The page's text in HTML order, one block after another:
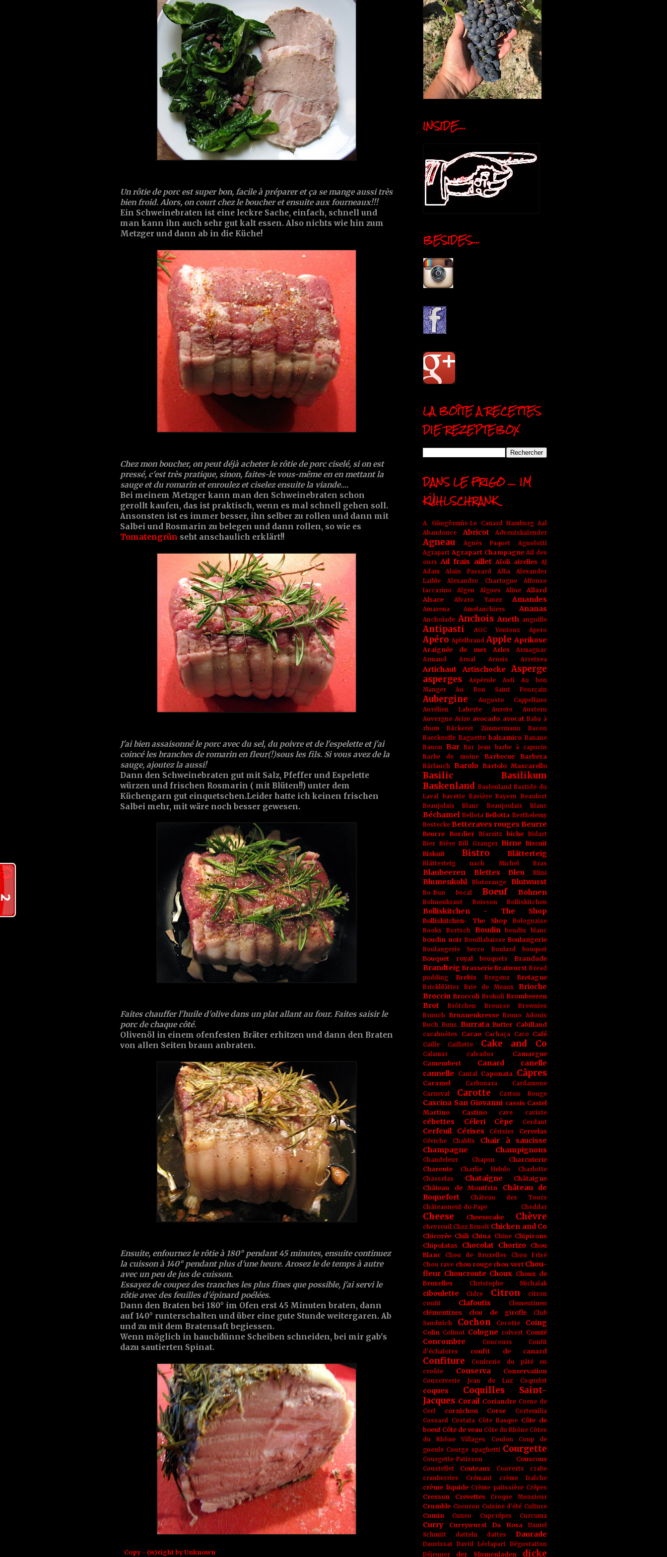
Un rôtie de porc est super bon, facile à préparer et ça se mange aussi très
bien froid. Alors, on court chez le boucher et ensuite aux fourneaux!!!
Ein Schweinebraten ist eine leckre Sache, einfach, schnell und
man kann ihn auch sehr gut kalt essen. Also nichts wie hin zum
Metzger und dann ab in die Küche!
Chez mon boucher, on peut déjà acheter le rôtie de porc ciselé, si on est
pressé, c'est très pratique, sinon, faites-le vous-même en en mettant la
sauge et du romarin et enroulez et ciselez ensuite la viande....
Bei meinem Metzger kann man den Schweinebraten schon
gerollt kaufen, das ist praktisch, wenn es mal schnell gehen soll.
Ansonsten ist es immer besser, ihn selber zu rollen und dann mit
Salbei und Rosmarin zu belegen und dann rollen, so wie es
Tomatengrün seht anschaulich erklärt!!
J'ai bien assaisonné le porc avec du sel, du poivre et de l'espelette et j'ai
coincé les branches de romarin en fleur(!)sous les fils. Si vous avez de la
sauge, ajoutez la aussi!
Dann den Schweinebraten gut mit Salz, Pfeffer und Espelette
würzen und frischen Rosmarin ( mit Blüten!!) unter dem
Küchengarn gut einquetschen.Leider hatte ich keinen frischen
Salbei mehr, mit wäre noch besser gewesen.
Faites chauffer l'huile d'olive dans un plat allant au four. Faites saisir le
porc de chaque côté.
Olivenöl in einem ofenfesten Bräter erhitzen und dann den Braten
von allen Seiten braun anbraten.
Ensuite, enfournez le rôtie à 180° pendant 45 minutes, ensuite continuez
la cuisson à 140° pendant plus d'une heure. Arosez le de temps à autre
avec un peu de jus de cuisson.
Essayez de coupez des tranches les plus fines que possible, j'ai servi le
rôtie avec des feuilles d'épinard poélées.
Dann den Braten bei 180° im Ofen erst 45 Minuten braten, dann
auf 140° runterschalten und über eine gute Stunde weitergaren. Ab
und zu mit dem Bratensaft begiessen.
Wenn möglich in hauchdünne Scheiben schneiden, bei mir gab's
dazu sautierten Spinat.
Copy - (w)right byUnknown
INSIDE....
BESIDES....
LA BOÎTE A RECETTES
DIE REZEPTEBOX
DANS LE FRIGO .... IM
KÜHLSCHRANK
A. Güngörmüs-Le Canard Hamburg Aal
Abandonce
Abricot Adventskalender
Agneau Agnès Paquet
Agnolotti
Agrapart Agrapart Champagne Ail des
ours Ail frais aillet Aïoli airelles AJ
Adam
Alain Passard Alba
Alexander
Laible
Alexandre Chartogne
Alfonso
Iaccarino
Algen Algues Aline
Allard
Alsace
Alvaro Yanez Amandes
Amarena Amelanchiers Ananas
Anchoïade Anchois Aneth anguille
Antipasti AOC Ventoux Apero
Apéro Apfelbrand Apple Aprikose
Araignée de mer Arles
Armagnac
Armand Arnal
Arneis Arretxea
Artichaut Artischocke
Asperge
asperges
Aspérule Asti
Au bon
Manger
Au Bon Saint Pourçain
Aubergine
Augusto Cappellano
Aurélien Laherte
Aureto
Austern
Auvergne Avize avocado avocat Baba à
rhum
Bäckerei Zimmermann
Bacon
Baeckeoffe Baguette balsamico Banane
Banon Bar Bar Jean
barbe à capucin
Barbe de moine
Barbecue Barbera
Bärlauch Barolo Bartolo Mascarello
Basilic
Basilikum
Baskenland Baslenland Bastide du
Laval
bavette Bavière Bayern Beaufort
Beaujolais Blanc
Beaujoulais Blanc
Béchamel Bellota Bellotta Berthelemy
Bestecke Betteraves rouges Beurre
Beurre Bordier Biarritz biche
Bidart
Bier Bière Bill Granger Birne
Biscuit
Biskuit
Bistro Blätterteig
Blätterteig nach Michel Bras
Blaubeeren Blettes Bleu Blini
Blumenkohl Blutorange Blutwurst
Bo-Bun bocal Boeuf Bohnen
Bohnenkraut Boisson Bolliskitchen
Bolliskitchen - The Shop
Bolliskitchen- The Shop
Bolognaise
Books
Bortsch Boudin boudin blanc
boudin noir Bouillabaisse Boulangerie
Boulangerie Secco Boulard bouquet
Bouquet royal bouquets Brandade
Brandteig Brasserie Bratwurst Bread
pudding
Brebis Bregenz Bretagne
Brickblätter Brie de Meaux
Brioche
Brocciu Broccoli Brokoli Brombeeren
Brot Brötchen Brousse
Brownies
Brunch Brunnenkresse Bruno Adonis
Buch Buns Burrata Butter Cabillaud
cacahuètes Cacao Cachaça Caco Café
Caille Caillette Cake and Co
Calamar calvados
Camargue
Camembert
Canard
canelle
cannelle
Cantal Caponata Câpres
Caramel Carbonara
Cardamone
Carneval
Carotte Carton Rouge
Cascina San Giovanni cassis Castel
Martino
Castino cave caviste
cébettes Céleri Cèpe Cerdant
Cerfeuil Cérises Cérisier Cervelas
Céviche Chablis
Chair à saucisse
Champagne
Champignons
Chandeleur Chapon
Charcuterie
Charente
Charlie Hebdo
Charlotte
Chasselas
Chataîgne
Châtaigne
Château de Montfrin
Château de
Roquefort
Château des Tours
Châteauneuf-du-Pape
Cheddar
Cheese Cheesecake Chèvre
chevreuil Chez Benoît Chicken and Co
Chicorée Chili China Chine Chipirons
Chipolatas
Chocolat Chorizo
Chou
Blanc
Chou de Bruxelles
Chou Frisé
Chou rave chou rouge chou vert Chou-
fleur Choucroute Choux Choux de
Bruxelles
Christophe Michalak
ciboulette Cidre Citron
citron
confit
Clafoutis Clementinen
clémentines clou de girofle
Club
Sandwich
Cochon Cocotte Coing
Colin Colinot Cologne colvert Comté
Concombre Concours
Confit
d'échalotes
confit de canard
Confiture
Confrerie du pâté en
croûte
Conserva Conservation
Conserverie Jean de Luz Coquelet
coques
Coquilles Saint-
Jacques Corail Coriandre Corne de
Cerf
cornichon Corse
Cortemilia
Cossard Costata Côte Basque Côte de
boeuf Côte de veau Côte du Rhône Côtes
du Rhône Villages
Coulon
Coup de
gueule Courge spaghetti Courgette
Courgette-Patisson Couscous
Coustellet Couteaux Couverts
crabe
cranberries
Crémant crème fraîche
crème liquide Crème patissière Crêpes
Cresson Crevettes Croque Monsieur
Crumble Cucuron Cuisine d'été Culture
Cumin Cuneo Cupcrêpes Curcuma
Curry Currywurst Da Rosa
Daniel
Schmitt
datteln dattes Daurade
Dauvissat David Léclapart Dégustation
Déjeuner
der blumenladen dicke